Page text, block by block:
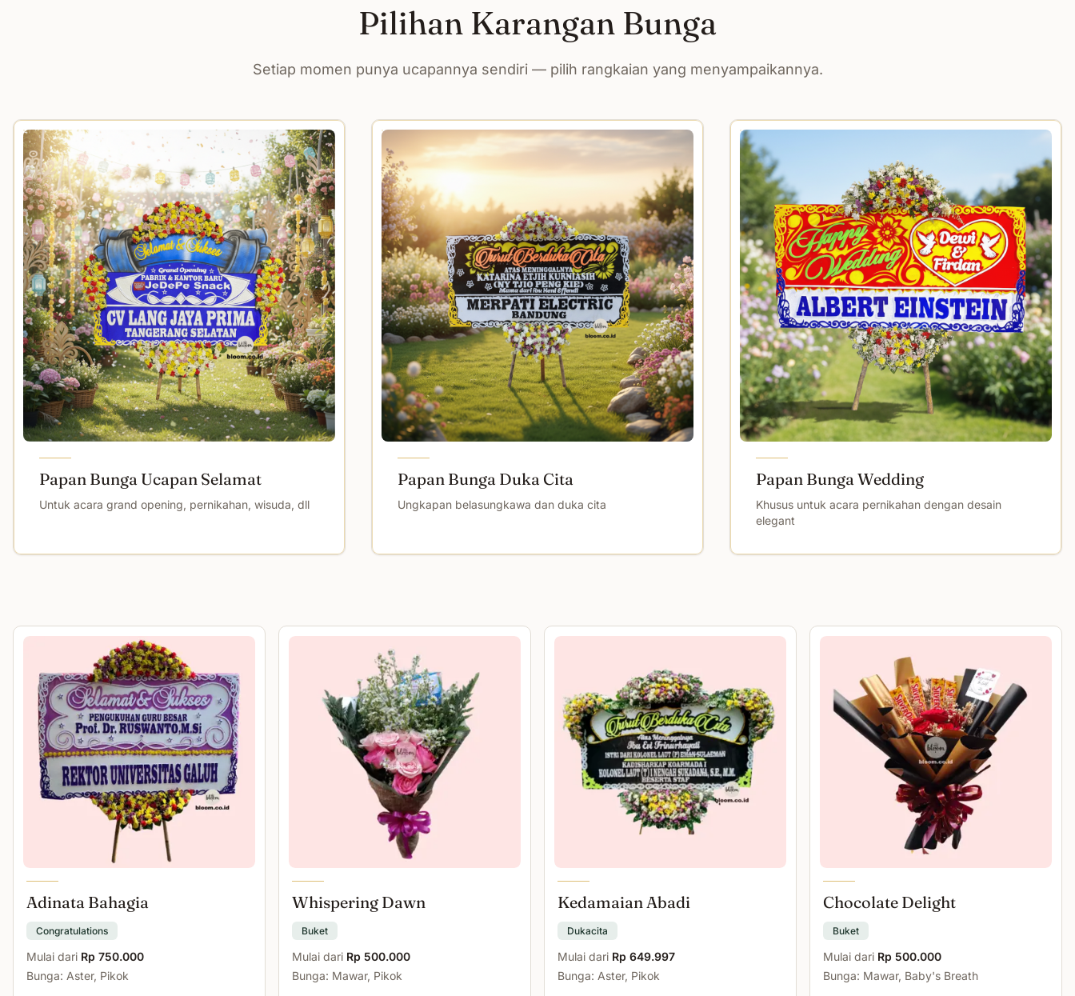
Pilihan Karangan Bunga
Setiap momen punya ucapannya sendiri — pilih rangkaian yang menyampaikannya.
Papan Bunga Ucapan Selamat
Untuk acara grand opening, pernikahan, wisuda, dll
Papan Bunga Duka Cita
Ungkapan belasungkawa dan duka cita
Papan Bunga Wedding
Khusus untuk acara pernikahan dengan desain
elegant
Adinata Bahagia
Congratulations
Mulai dari Rp 750.000
Bunga: Aster, Pikok
Whispering Dawn
Buket
Mulai dari Rp 500.000
Bunga: Mawar, Pikok
Kedamaian Abadi
Dukacita
Mulai dari Rp 649.997
Bunga: Aster, Pikok
Chocolate Delight
Buket
Mulai dari Rp 500.000
Bunga: Mawar, Baby's Breath